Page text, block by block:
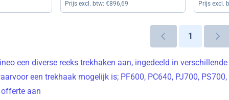
Prijs excl. btw: €896,69 Prijs excl.
1
een diverse reeks trekhaken aan, ingedeeld in
een trekhaak mogelijk is; PF600, PC640, PJ700,
aan